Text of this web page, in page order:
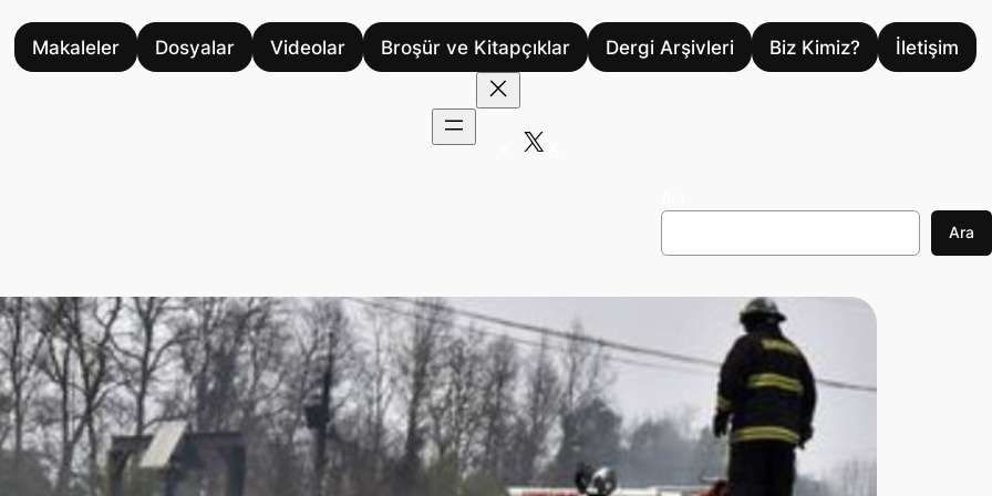
Makaleler Dosyalar Videolar Broşür ve Kitapçıklar Dergi Arşivleri Biz Kimiz? İletişim
Ara